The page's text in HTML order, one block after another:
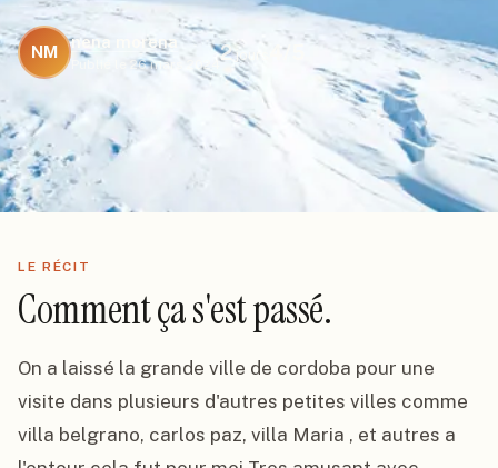
NM
nena morena
26 mars 2024
2jours 4/5
LE RÉCIT
Comment ça s'est passé.
On a laissé la grande ville de cordoba pour une
visite dans plusieurs d'autres petites villes comme
villa belgrano, carlos paz, villa Maria , et autres a